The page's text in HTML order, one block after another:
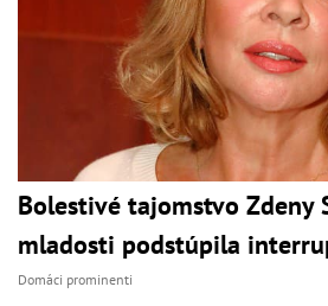
Bolestivé tajomstvo Zdeny
mladosti podstúpila
Domáci prominenti